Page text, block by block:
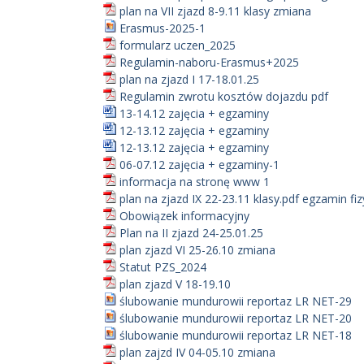
plan na VII zjazd 8-9.11 klasy zmiana
Erasmus-2025-1
formularz uczen_2025
Regulamin-naboru-Erasmus+2025
plan na zjazd I 17-18.01.25
Regulamin zwrotu kosztów dojazdu pdf
13-14.12 zajęcia + egzaminy
12-13.12 zajęcia + egzaminy
12-13.12 zajęcia + egzaminy
06-07.12 zajęcia + egzaminy-1
informacja na stronę www 1
plan na zjazd IX 22-23.11 klasy.pdf egzamin
Obowiązek informacyjny
Plan na II zjazd 24-25.01.25
plan zjazd VI 25-26.10 zmiana
Statut PZS_2024
plan zjazd V 18-19.10
ślubowanie mundurowii reportaz LR NET-29
ślubowanie mundurowii reportaz LR NET-20
ślubowanie mundurowii reportaz LR NET-18
plan zajzd IV 04-05.10 zmiana